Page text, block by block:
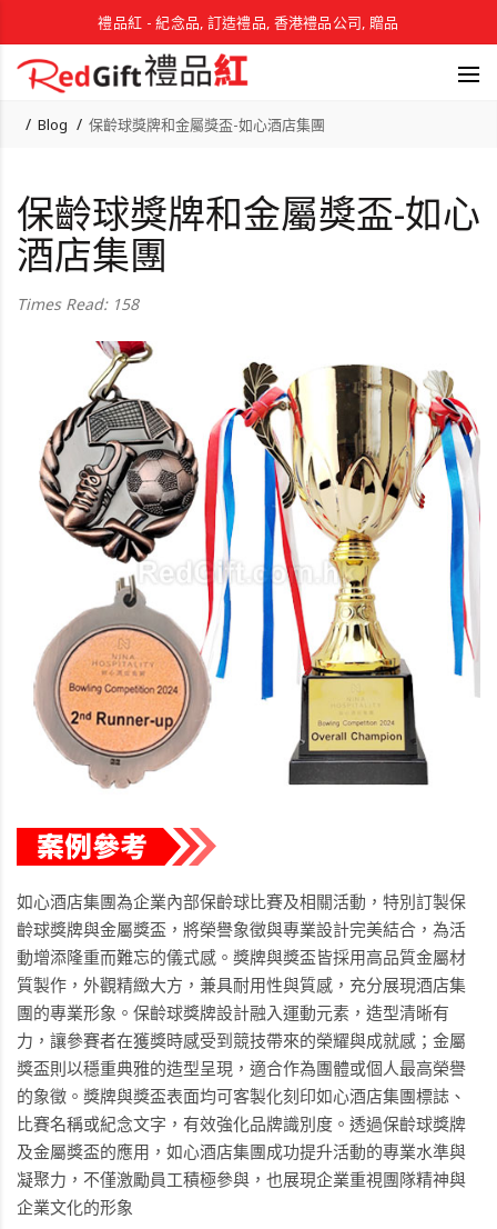
禮品紅 - 紀念品, 訂造禮品, 香港禮品公司, 贈品
Blog 保齡球獎牌和金屬獎盃-如心酒店集團
保齡球獎牌和金屬獎盃-如心
酒店集團
Times Read: 158
如心酒店集團為企業內部保齡球比賽及相關活動，特別訂製保
齡球獎牌與金屬獎盃，將榮譽象徵與專業設計完美結合，為活
動增添隆重而難忘的儀式感。獎牌與獎盃皆採用高品質金屬材
質製作，外觀精緻大方，兼具耐用性與質感，充分展現酒店集
團的專業形象。保齡球獎牌設計融入運動元素，造型清晰有
力，讓參賽者在獲獎時感受到競技帶來的榮耀與成就感；金屬
獎盃則以穩重典雅的造型呈現，適合作為團體或個人最高榮譽
的象徵。獎牌與獎盃表面均可客製化刻印如心酒店集團標誌、
比賽名稱或紀念文字，有效強化品牌識別度。透過保齡球獎牌
及金屬獎盃的應用，如心酒店集團成功提升活動的專業水準與
凝聚力，不僅激勵員工積極參與，也展現企業重視團隊精神與
企業文化的形象